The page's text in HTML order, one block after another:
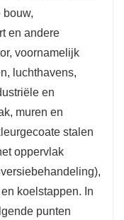
bouw,
en andere
voornamelijk
luchthavens,
en
muren en
stalen
oppervlak
koelstappen. In
punten